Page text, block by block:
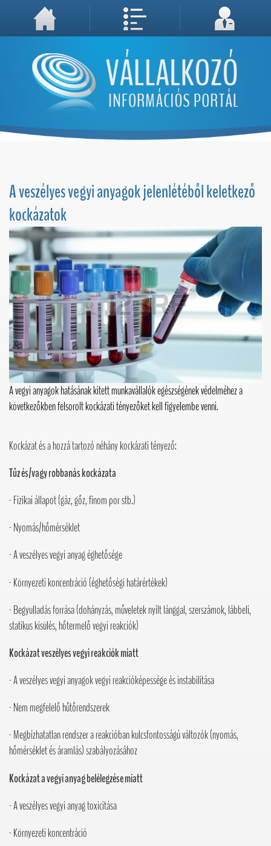
A weboldal használatával Ön elfogadja, hogy Cookie-kat (sütiket) tároljunk számítógépén. A sütik a weboldal megfelelő működéséhez
Megértettem, folytatás...
A veszélyes vegyi anyagok jelenlétéből keletkező
kockázatok
A vegyi anyagok hatásának kitett munkavállalók egészségének védelméhez a
következőkben felsorolt kockázati tényezőket kell figyelembe venni.
Kockázat és a hozzá tartozó néhány kockázati tényező:
Tűz és/vagy robbanás kockázata
- Fizikai állapot (gáz, gőz, finom por stb.)
- Nyomás/hőmérséklet
- A veszélyes vegyi anyag éghetősége
- Környezeti koncentráció (éghetőségi határértékek)
- Begyulladás forrása (dohányzás, műveletek nyílt lánggal, szerszámok, lábbeli,
statikus kisülés, hőtermelő vegyi reakciók)
Kockázat veszélyes vegyi reakciók miatt
- A veszélyes vegyi anyagok vegyi reakcióképessége és instabilitása
- Nem megfelelő hűtőrendszerek
- Megbízhatatlan rendszer a reakcióban kulcsfontosságú változók (nyomás,
hőmérséklet és áramlás) szabályozásához
Kockázat a vegyi anyag belélegzése miatt
- A veszélyes vegyi anyag toxicitása
- Környezeti koncentráció